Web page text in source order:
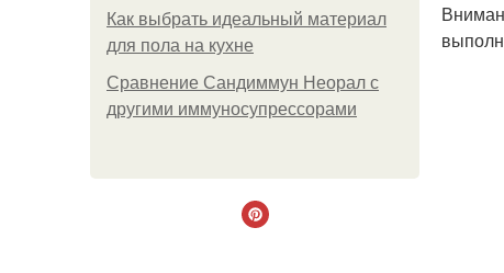
Как выбрать идеальный материал
для пола на кухне
Сравнение Сандиммун Неорал с
другими иммуносупрессорами